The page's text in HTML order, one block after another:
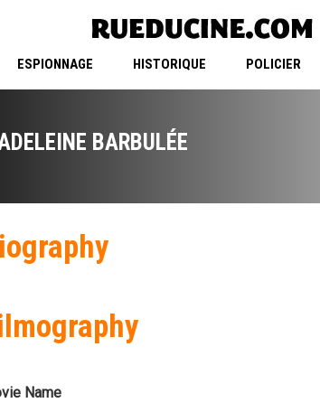
ESPIONNAGE HISTORIQUE POLICIER
BARBULÉE
Name